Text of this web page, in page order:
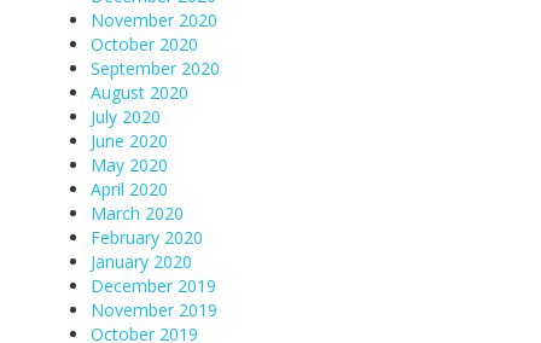
November 2020
October 2020
September 2020
August 2020
July 2020
June 2020
May 2020
April 2020
March 2020
February 2020
January 2020
December 2019
November 2019
October 2019